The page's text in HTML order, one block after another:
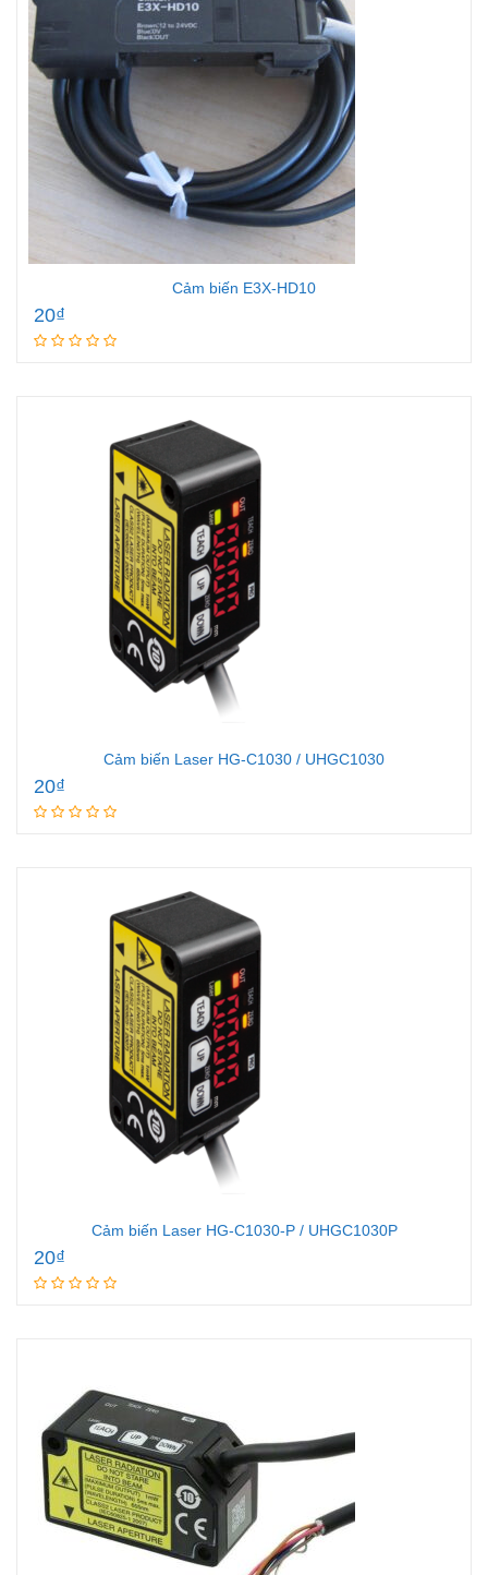
Cảm biến E3X-HD10
20₫
Cảm biến Laser HG-C1030 / UHGC1030
20₫
Cảm biến Laser HG-C1030-P / UHGC1030P
20₫